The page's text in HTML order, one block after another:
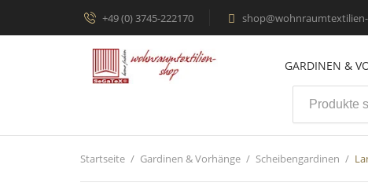
+49 (0) 3745-222170 
GARDINEN &
Startseite Gardinen & Vorhänge Scheibengardinen